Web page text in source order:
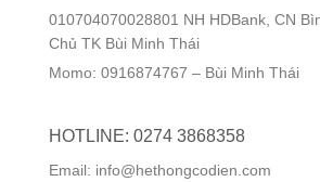
010704070028801 NH HDBank, CN
Chủ TK Bùi Minh Thái
Momo: 0916874767 – Bùi Minh Thái
HOTLINE: 0274 3868358
Email: info@hethongcodien.com